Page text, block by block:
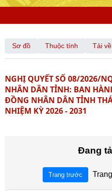
Sơ đồ Thuộc tính Tải về
NGHỊ QUYẾT SỐ 08/2026/
NHÂN DÂN TỈNH: BAN
ĐỒNG NHÂN DÂN TỈNH
NHIỆM KỲ 2026 - 2031